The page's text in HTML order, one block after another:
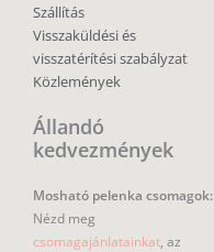
Szállítás
Visszaküldési és
visszatérítési szabályzat
Közlemények
Állandó
kedvezmények
Mosható pelenka csomagok:
Nézd meg
csomagajánlatainkat, az